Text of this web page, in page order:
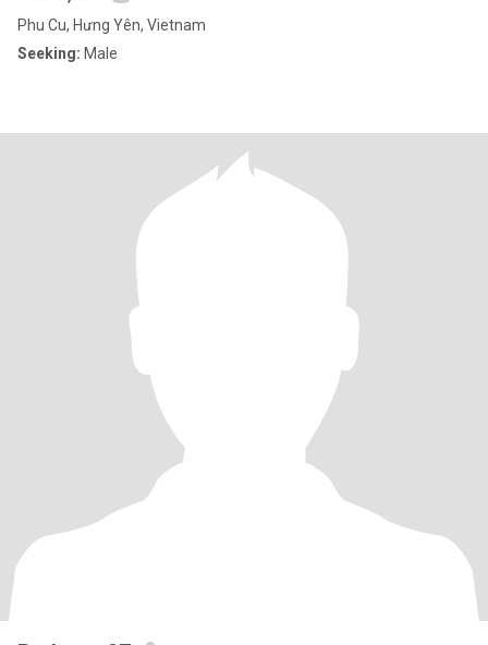
Phu Cu, Hưng Yên, Vietnam
Seeking: Male